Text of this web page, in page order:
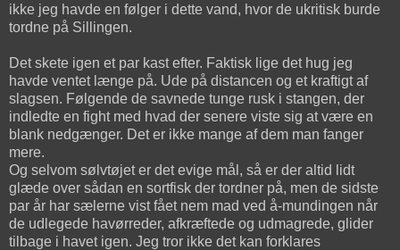
ikke jeg havde en følger i dette vand, hvor de ukritisk burde
tordne på Sillingen.
Det skete igen et par kast efter. Faktisk lige det hug jeg
havde ventet længe på. Ude på distancen og et kraftigt af
slagsen. Følgende de savnede tunge rusk i stangen, der
indledte en fight med hvad der senere viste sig at være en
blank nedgænger. Det er ikke mange af dem man fanger
mere.
Og selvom sølvtøjet er det evige mål, så er der altid lidt
glæde over sådan en sortfisk der tordner på, men de sidste
par år har sælerne vist fået nem mad ved å-mundingen når
de udlegede havørreder, afkræftede og udmagrede, glider
tilbage i havet igen. Jeg tror ikke det kan forklares